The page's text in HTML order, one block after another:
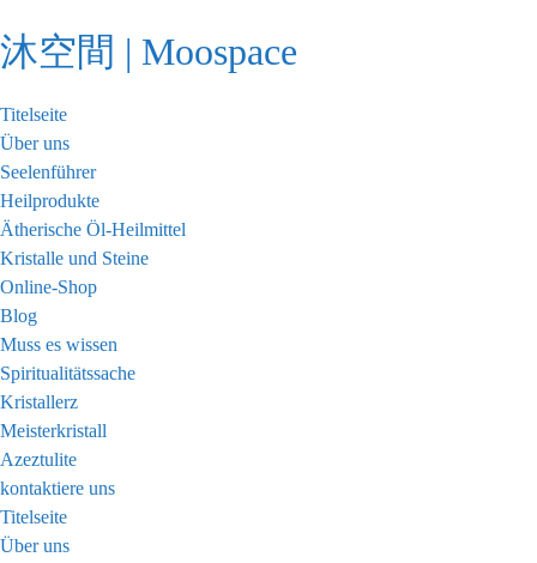
Inhalt
springen
沐空間 | Moospace
Titelseite
Über uns
Seelenführer
Heilprodukte
Ätherische Öl-Heilmittel
Kristalle und Steine
Online-Shop
Blog
Muss es wissen
Spiritualitätssache
Kristallerz
Meisterkristall
Azeztulite
kontaktiere uns
Titelseite
Über uns